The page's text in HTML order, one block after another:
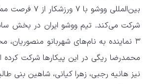
بین‌المللی ووشو
شرکت می‌کند. تیم ووشو ایران در بخش
۳ نماینده به نام‌های شهربانو
محمدرضا ریگی در این پیکارها شرکت
نیز هانیه رجبی، زهرا کیانی، شاهین بنی